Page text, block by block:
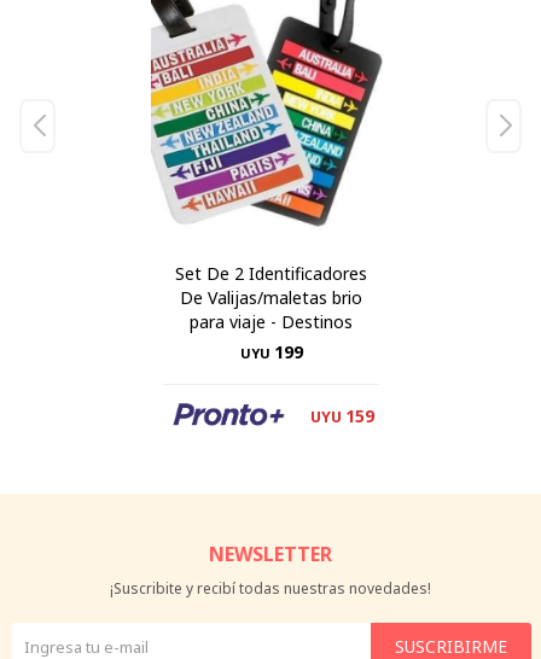
Set De 2 Identificadores
De Valijas/maletas brio
para viaje - Destinos
UYU 199
UYU 159
NEWSLETTER
¡Suscribite y recibí todas nuestras novedades!
SUSCRIBIRME